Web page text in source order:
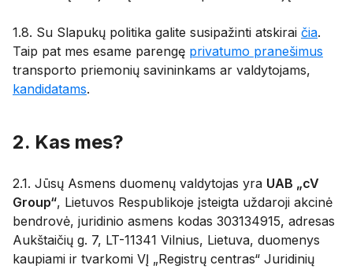
1.8. Su Slapukų politika galite susipažinti atskirai čia.
Taip pat mes esame parengę privatumo pranešimus
transporto priemonių savininkams ar valdytojams,
kandidatams.
2. Kas mes?
2.1. Jūsų Asmens duomenų valdytojas yra UAB „cV
Group“, Lietuvos Respublikoje įsteigta uždaroji akcinė
bendrovė, juridinio asmens kodas 303134915, adresas
Aukštaičių g. 7, LT-11341 Vilnius, Lietuva, duomenys
kaupiami ir tvarkomi VĮ „Registrų centras“ Juridinių